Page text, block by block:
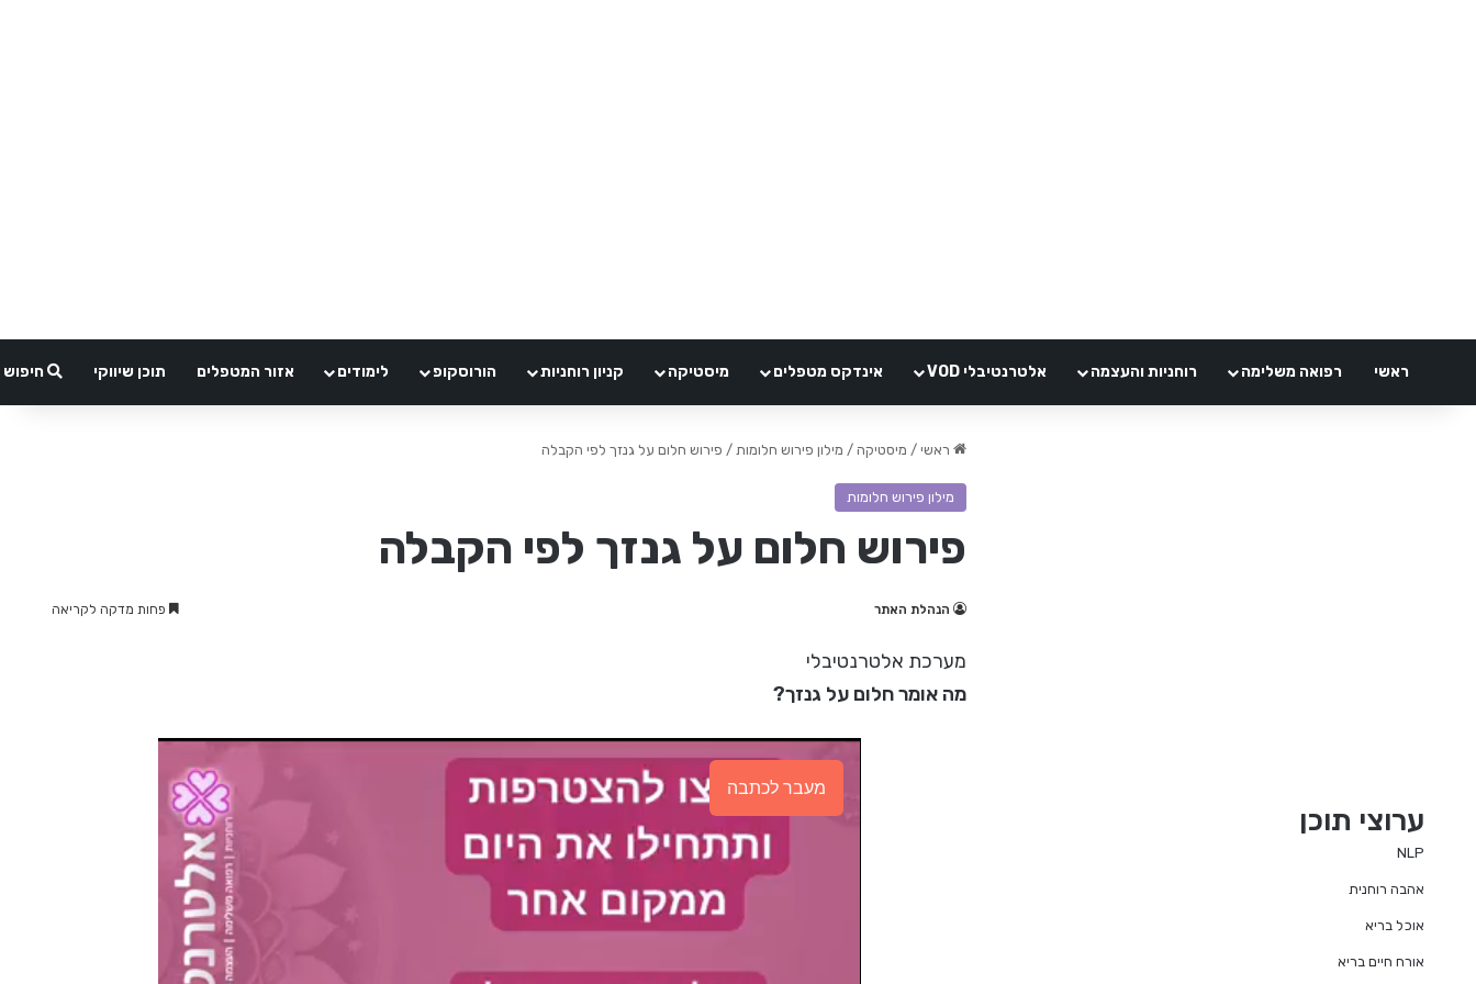
ראשי רפואה משלימה רוחניות והעצמה אלטרנטיבלי VOD אינדקס מטפלים מיסטיקה קניון רוחניות הורוסקופ לימודים אזור המטפלים תוכן שיווקי חיפוש
ראשי / מיסטיקה / מילון פירוש חלומות / פירוש חלום על גנזך לפי הקבלה
מילון פירוש חלומות
פירוש חלום על גנזך לפי הקבלה
הנהלת האתר פחות מדקה לקריאה
מערכת אלטרנטיבלי
מה אומר חלום על גנזך?
מעבר לכתבה
ערוצי תוכן
NLP
אהבה רוחנית
אוכל בריא
אורח חיים בריא